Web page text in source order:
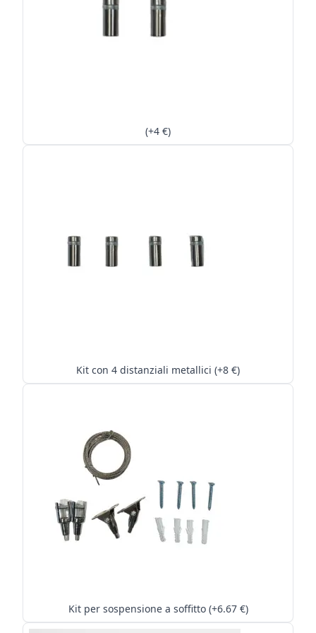
(+4 €)
Kit con 4 distanziali metallici (+8 €)
Kit per sospensione a soffitto (+6.67 €)